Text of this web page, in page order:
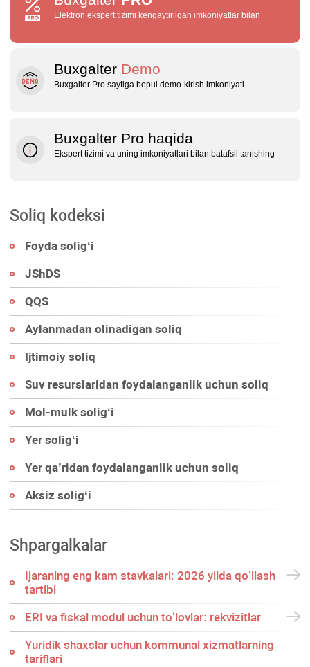
Elektron ekspert tizimi kengaytirilgan imkoniyatlar bilan
Buxgalter Demo
Buxgalter Pro saytiga bepul demo‑kirish imkoniyati
Buxgalter Pro haqida
Ekspert tizimi va uning imkoniyatlari bilan batafsil tanishing
Soliq kodeksi
Foyda soligʻi
JShDS
QQS
Aylanmadan olinadigan soliq
Ijtimoiy soliq
Suv resurslaridan foydalanganlik uchun soliq
Mol-mulk soligʻi
Yer soligʻi
Yer qa’ridan foydalanganlik uchun soliq
Aksiz soligʻi
Shpargalkalar
Ijaraning eng kam stavkalari: 2026 yilda qoʻllash
tartibi
ERI va fiskal modul uchun toʻlovlar: rekvizitlar
Yuridik shaхslar uchun kommunal хizmatlarning
tariflari